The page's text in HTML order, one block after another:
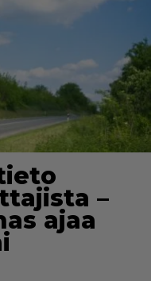
–
ajaa